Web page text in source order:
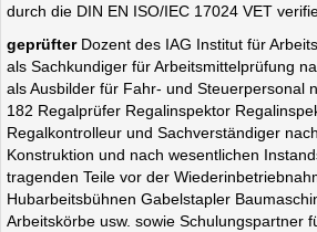
durch die DIN EN ISO/IEC 17024 VET
geprüfter Dozent des IAG Institut für
als Sachkundiger für Arbeitsmittelprüfung
als Ausbilder für Fahr- und Steuerpersonal
182 Regalprüfer Regalinspektor
Regalkontrolleur und Sachverständiger
Konstruktion und nach wesentlichen
tragenden Teile vor der
Hubarbeitsbühnen Gabelstapler
Arbeitskörbe usw. sowie Schulungspartner